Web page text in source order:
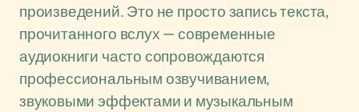
произведений. Это не просто запись текста,
прочитанного вслух — современные
аудиокниги часто сопровождаются
профессиональным озвучиванием,
звуковыми эффектами и музыкальным